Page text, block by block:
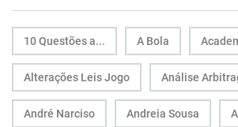
10 Questões a... A Bola
Alterações Leis Jogo Análise
André Narciso Andreia Sousa